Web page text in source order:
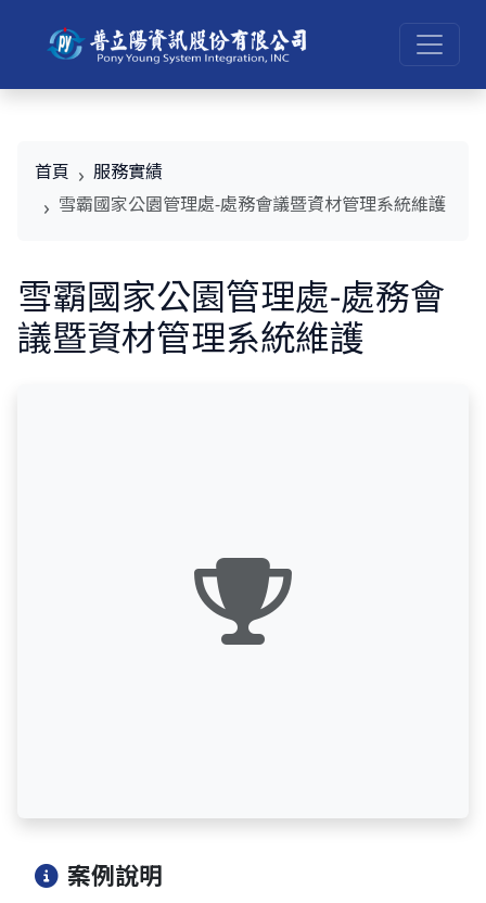
首頁
服務實績
雪霸國家公園管理處-處務會議暨資材管理系統維護
雪霸國家公園管理處-處務會
議暨資材管理系統維護
案例說明